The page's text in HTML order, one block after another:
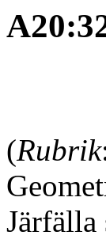
(Rubrik
Järfälla